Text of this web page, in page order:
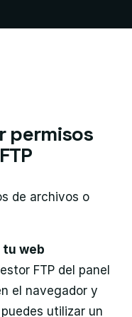
permisos
de archivos o
tu web
FTP del panel
el navegador y
utilizar un